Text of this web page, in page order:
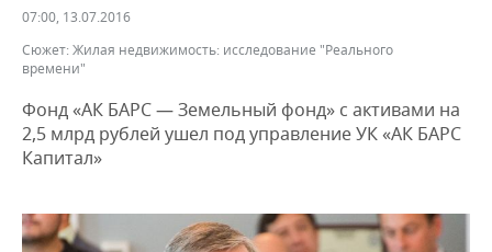
ТАТАРСТАН
УДМУРТИЯ
АНАЛИТИКА
НОВОСТИ АНАЛИТИКИ
ДЕКЛАРАЦИИ О ДОХОДАХ
КОРОЛИ ГОСЗАКАЗА ПФО
ВУЗЫ ТАТАРСТАНА
ЭКОНОМИКА
НОВОСТИ ЭКОНОМИКИ
ФИНАНСЫ
БАНКИ
ПРОМЫШЛЕННОСТЬ
НОВОСТИ
АГРОПРОМ
НЕДВИЖИМОСТЬ
НОВОСТИ НЕДВИЖИМОСТИ
АВТО
07:00, 13.07.2016
Сюжет: Жилая недвижимость: исследование "Реального
времени"
Фонд «АК БАРС — Земельный фонд» с активами на
2,5 млрд рублей ушел под управление УК «АК БАРС
Капитал»